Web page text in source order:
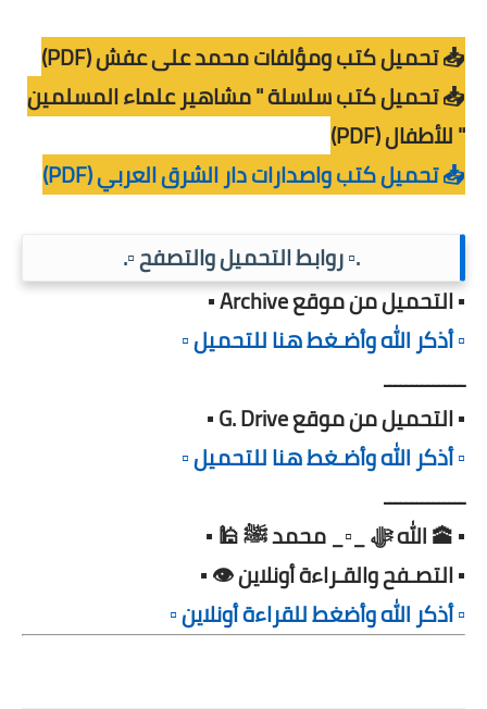
📥 تحميل كتب ومؤلفات محمد على عفش (PDF)
📥 تحميل كتب سلسلة " مشاهير علماء المسلمين
" للأطفال (PDF)
📥 تحميل كتب واصدارات دار الشرق العربي (PDF)
.▫️ روابط التحميل والتصفح ▫️.
▪️ التحميل من موقع Archive ▪️
▫️ أذكر الله وأضـغط هنا للتحميل ▫️
ـــــــــــــــ
▪️ التحميل من موقع G. Drive ▪️
▫️ أذكر الله وأضـغط هنا للتحميل ▫️
ـــــــــــــــ
▪️ 🕋 الله ﷻ _▫️_ محمد ﷺ 🕌 ▪️
▪️ التصـفح والقـراءة أونلاين 👁️ ▪️
▫️ أذكر الله وأضغط للقراءة أونلاين ▫️